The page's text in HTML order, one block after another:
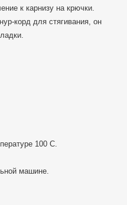
к карнизу на крючки.
корд для стягивания, он
100 C.
машине.